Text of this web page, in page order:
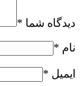
دیدگاه شما *
نام *
ایمیل *